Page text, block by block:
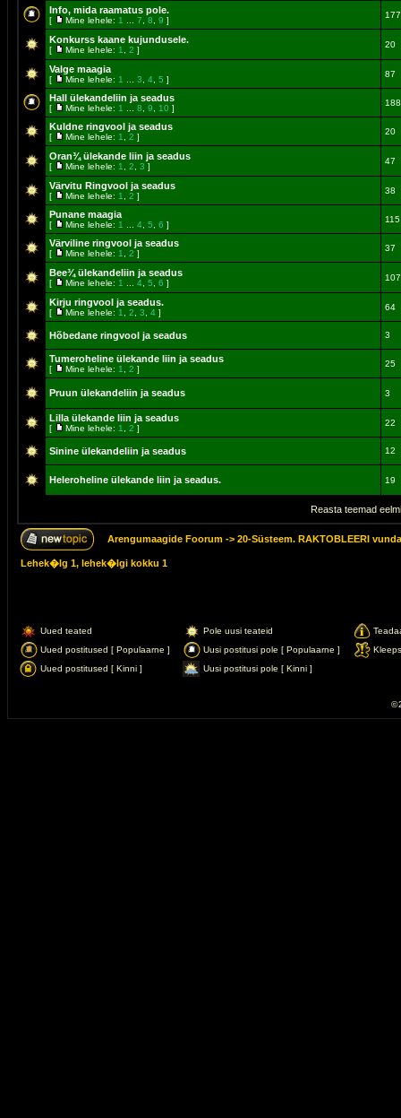
Info, mida raamatus pole.
[ Mine lehele: 1 7 8 9 ]
177
Konkurss kaane kujundusele.
[ Mine lehele: 1 2 ]
20
Valge maagia
[ Mine lehele: 1 3 4 5 ]
87
Hall ülekandeliin ja seadus
[ Mine lehele: 1 8 9 10 ]
188
Kuldne ringvool ja seadus
[ Mine lehele: 1 2 ]
20
Oran¾ ülekande liin ja seadus
[ Mine lehele: 1 2 3 ]
47
Värvitu Ringvool ja seadus
[ Mine lehele: 1 2 ]
38
Punane maagia
[ Mine lehele: 1 4 5 6 ]
115
Värviline ringvool ja seadus
[ Mine lehele: 1 2 ]
37
Bee¾ ülekandeliin ja seadus
[ Mine lehele: 1 4 5 6 ]
107
Kirju ringvool ja seadus.
[ Mine lehele: 1 2 3 4 ]
64
Hõbedane ringvool ja seadus 3
Tumeroheline ülekande liin ja seadus
[ Mine lehele: 1 2 ]
25
Pruun ülekandeliin ja seadus 3
Lilla ülekande liin ja seadus
[ Mine lehele: 1 2 ]
22
Sinine ülekandeliin ja seadus 12
Heleroheline ülekande liin ja seadus. 19
Reasta teemad
Arengumaagide Foorum -> 20-Süsteem. RAKTOBLEERI
Lehek�lg 1, lehek�lgi kokku 1
Uued teated Pole uusi teateid
Uued postitused [ Populaarne ]
Uusi postitusi pole [ Populaarne ]
Kleeps
Uued postitused [ Kinni ]
Uusi postitusi pole [ Kinni ]
©